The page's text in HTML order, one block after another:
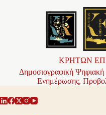
ΚΡΗΤΩΝ
Δημοσιογραφική Ψηφιακή
Ενημέρωσης,